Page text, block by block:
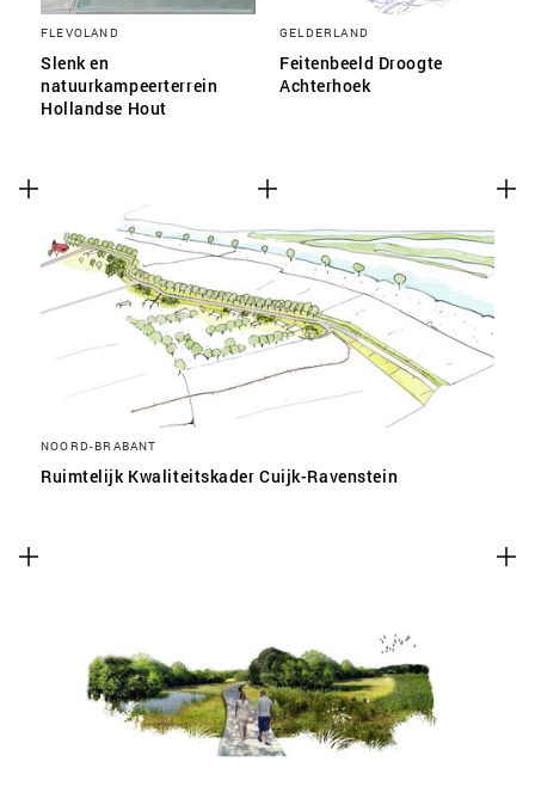
FLEVOLAND
Slenk en
natuurkampeerterrein
Hollandse Hout
GELDERLAND
Feitenbeeld Droogte
Achterhoek
NOORD-BRABANT
Ruimtelijk Kwaliteitskader Cuijk-Ravenstein